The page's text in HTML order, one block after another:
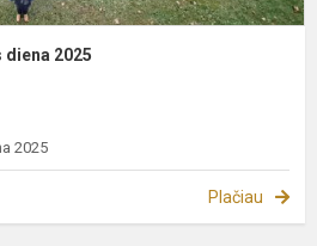
2025
2025
Plačiau